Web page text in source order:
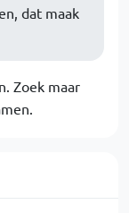
dat maak
Zoek maar